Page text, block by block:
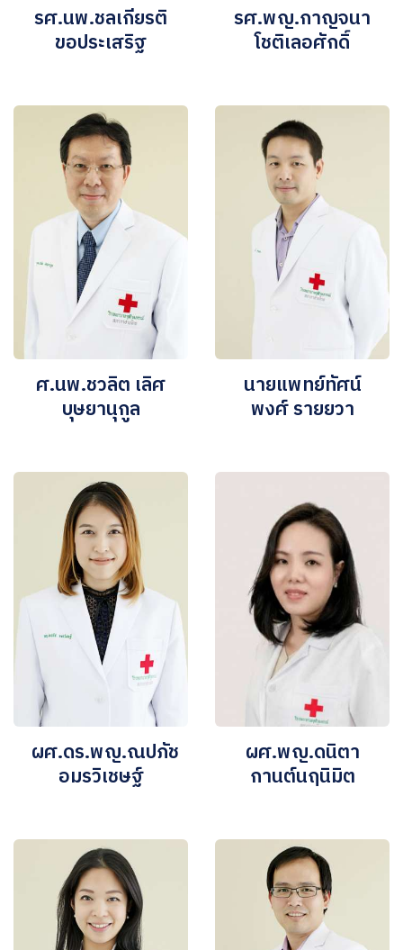
รศ.นพ.ชลเกียรติ
ขอประเสริฐ
รศ.พญ.กาญจนา
โชติเลอศักดิ์
ศ.นพ.ชวลิต เลิศ
บุษยานุกูล
นายแพทย์ทัศน์
พงศ์ รายยวา
ผศ.ดร.พญ.ณปภัช
อมรวิเชษฐ์
ผศ.พญ.ดนิตา
กานต์นฤนิมิต